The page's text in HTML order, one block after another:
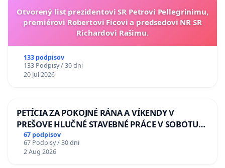
Otvorený list prezidentovi SR Petrovi Pellegrinimu,
premiérovi Robertovi Ficovi a predsedovi NR SR
Richardovi Rašimu.
133 podpisov
133 Podpisy / 30 dni
20 Jul 2026
PETÍCIA ZA POKOJNÉ RÁNA A VÍKENDY V
PREŠOVE HLUČNÉ STAVEBNÉ PRÁCE V SOBOTU
LEN OD 9.00 DO 13.00 HOD., CEZ PRACOVNÝ
TÝŽDEŇ CIEĽ 8.00 – 18.00 HOD. A PRAVIDELNÁ
KONTROLA STAVBY C-AREA NA
67 podpisov
67 Podpisy / 30 dni
2 Aug 2026